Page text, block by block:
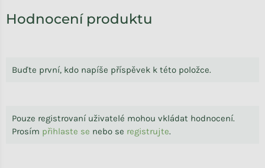
Hodnocení produktu
Buďte první, kdo napíše příspěvek k této položce.
Pouze registrovaní uživatelé mohou vkládat hodnocení.
Prosím přihlaste se nebo se registrujte.